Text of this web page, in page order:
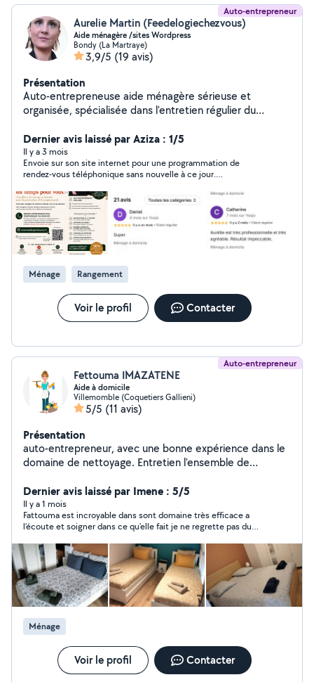
Auto-entrepreneur
Aurelie Martin (Feedelogiechezvous)
Aide ménagère /sites Wordpress
Bondy (La Martraye)
3,9/5 (19 avis)
Présentation
Auto-entrepreneuse aide ménagère sérieuse et
organisée, spécialisée dans l'entretien régulier du
mes clients avec un service fiable, discret et soigné
pour un intérieur propre, sain et agréable au quotidien.
Je propose: - Entretien régulier maison/ appartement -
Ménage ponctuel ou grand nettoyage - Nettoyage
Airbnb - Ménage bureaux et magasins - Ménage après
travaux et déménagement - Repassage Service déclaré
avec possibilité avance-immédiate du crédit d'impôt.
Travail de qualité, ponctualité et discrétion. Organisation
professionnelle avec prestation sur réservation. Avis
client : recherchez " feedelogiechezvous " sur google
Création site wordpress : recherchez "
aureliewebservices " sur google
Dernier avis laissé par Aziza : 1/5
Il y a 3 mois
Envoie sur son site internet pour une programmation de
rendez-vous téléphonique sans nouvelle à ce jour.
Ménage Rangement
Voir le profil Contacter
Auto-entrepreneur
Fettouma IMAZATENE
Aide à domicile
Villemomble (Coquetiers Gallieni)
5/5 (11 avis)
Présentation
auto-entrepreneur, avec une bonne expérience dans le
domaine de nettoyage. Entretien l'ensemble de
utilisant les produits adaptés. Gestion de linge: tri,
lavage et repassage. Changer les draps et faire les lits.
Lavage des vitres. Rependre au mieux à la demande des
clients en fonction de leur besoin.
Dernier avis laissé par Imene : 5/5
Il y a 1 mois
Fattouma est incroyable dans sont domaine très efficace a
l’écoute et soigner dans ce qu’elle fait je ne regrette pas du
Ménage
Voir le profil Contacter